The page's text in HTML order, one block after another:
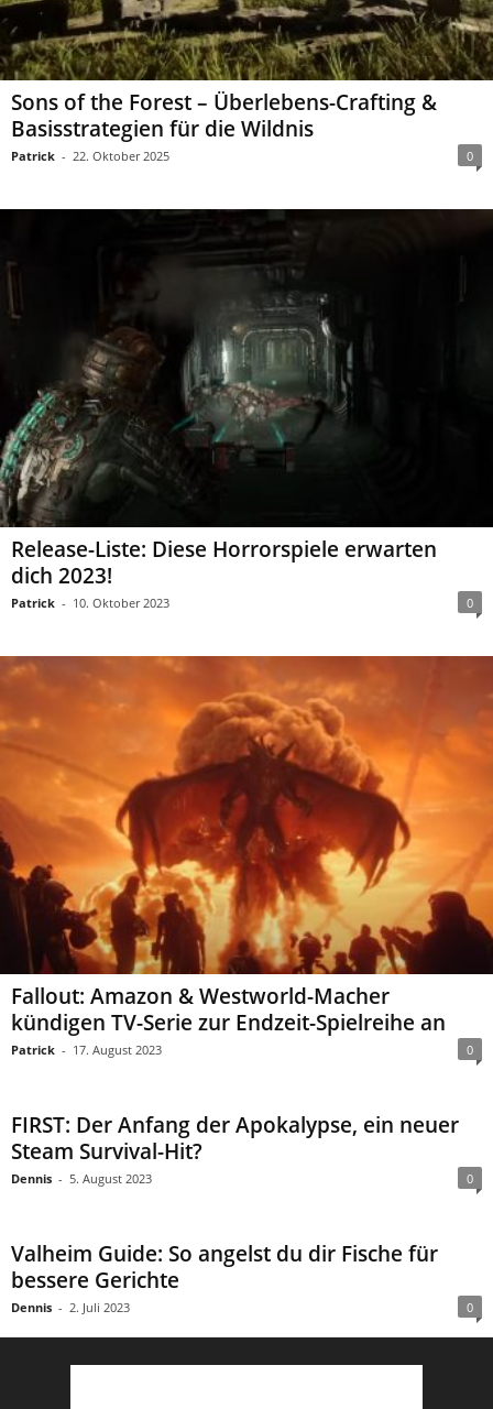
Sons of the Forest – Überlebens-Crafting &
Basisstrategien für die Wildnis
Patrick - 22. Oktober 2025 0
Release-Liste: Diese Horrorspiele erwarten
dich 2023!
Patrick - 10. Oktober 2023 0
Fallout: Amazon & Westworld-Macher
kündigen TV-Serie zur Endzeit-Spielreihe an
Patrick - 17. August 2023 0
FIRST: Der Anfang der Apokalypse, ein neuer
Steam Survival-Hit?
Dennis - 5. August 2023 0
Valheim Guide: So angelst du dir Fische für
bessere Gerichte
Dennis - 2. Juli 2023 0